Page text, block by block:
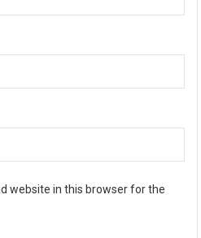
website in this browser for the